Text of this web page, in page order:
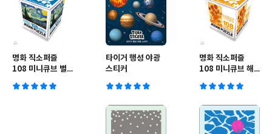
명화 직소퍼즐
108 미니큐브 별
타이거 행성 야광
스티커
명화 직소퍼즐
108 미니큐브 해